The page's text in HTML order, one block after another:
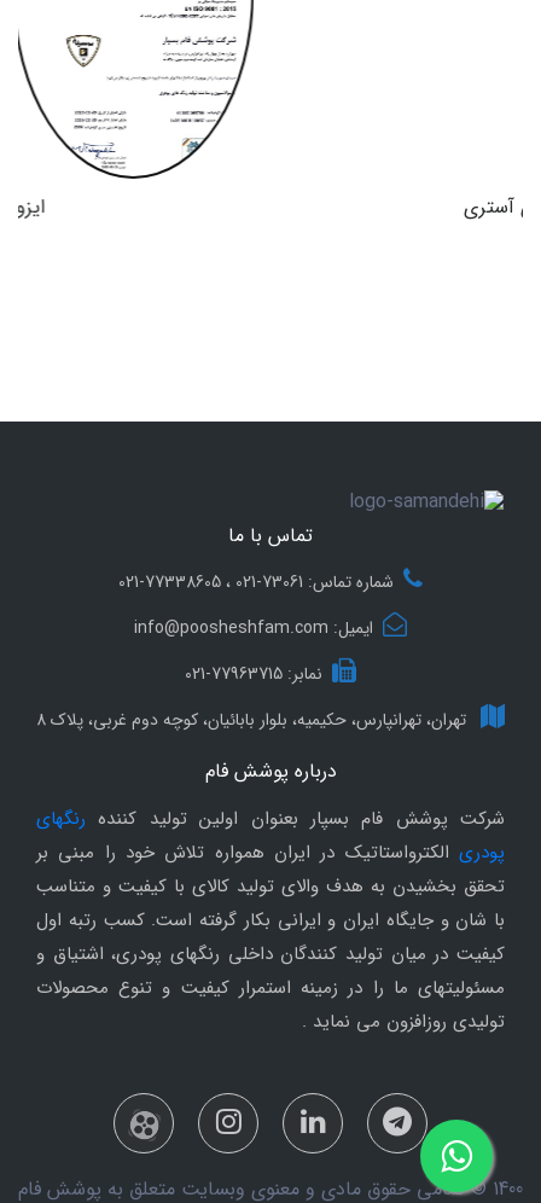
تماس با ما
شماره تماس: 73061-021 ، 77338605-021
ایمیل: info@poosheshfam.com
نمابر: 77963715-021
تهران، تهرانپارس، حکیمیه، بلوار بابائیان، کوچه دوم غربی، پلاک 8
درباره پوشش فام
شرکت پوشش فام بسپار بعنوان اولین تولید کننده رنگهای
پودری الکترواستاتیک در ایران همواره تلاش خود را مبنی بر
تحقق بخشیدن به هدف والای تولید کالای با کیفیت و متناسب
با شان و جایگاه ایران و ایرانی بکار گرفته است. کسب رتبه اول
کیفیت در میان تولید کنندگان داخلی رنگهای پودری، اشتیاق و
مسئولیتهای ما را در زمینه استمرار کیفیت و تنوع محصولات
تولیدی روزافزون می نماید .
1400 © تمامی حقوق مادی و معنوی وبسایت متعلق به پوشش فام